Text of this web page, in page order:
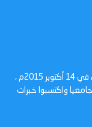
عدن تايم - صحيفة الكترونية تأسست في مدينة عدن في 14 أكتوبر 2015م ،
واكتسبوا خبرات